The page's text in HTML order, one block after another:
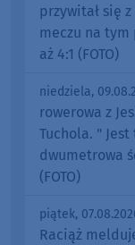
przywitał się
meczu na
aż 4:1 (FOTO)
niedziela,
rowerowa z
Tuchola. "
dwumetrowa
(FOTO)
piątek,
Raciąż